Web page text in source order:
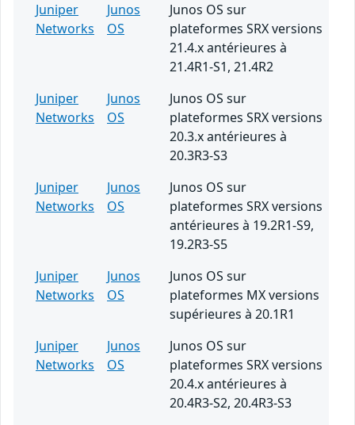
Juniper
Networks
Junos
OS
Junos OS sur
plateformes SRX versions
21.4.x antérieures à
21.4R1-S1, 21.4R2
Juniper
Networks
Junos
OS
Junos OS sur
plateformes SRX versions
20.3.x antérieures à
20.3R3-S3
Juniper
Networks
Junos
OS
Junos OS sur
plateformes SRX versions
antérieures à 19.2R1-S9,
19.2R3-S5
Juniper
Networks
Junos
OS
Junos OS sur
plateformes MX versions
supérieures à 20.1R1
Juniper
Networks
Junos
OS
Junos OS sur
plateformes SRX versions
20.4.x antérieures à
20.4R3-S2, 20.4R3-S3